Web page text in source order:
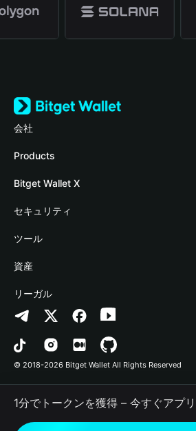
会社
Bitget Walletについて
ブログ
アカデミー
暗号資産ニュース
Help Center
お問い合わせ
ブランドリソース
キャリア
Products
Crypto Card
Stablecoin Earn
Payfi Crypto
Crypto Swap API
Altcoin Season Index
Prediction Markets
DApp
RWA
Bitget Wallet X
デベロッパー
ウォレットを接続
Bitget Wallet Pay
プロジェクトを掲載
セキュリティ
保護基金
セキュリティ技術
ツール
暗号資産を購入
認証検出
コントラクト検出
一括送金
資産
Arbitrum
Avalanche
Bitcoin
Polygon
リーガル
プライバシーポリシー
利用規約
© 2018-2026 Bitget Wallet All Rights Reserved
1分でトークンを獲得 – 今すぐアプ